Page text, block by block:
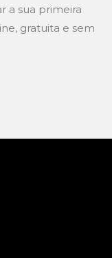
a sua primeira
gratuita e sem